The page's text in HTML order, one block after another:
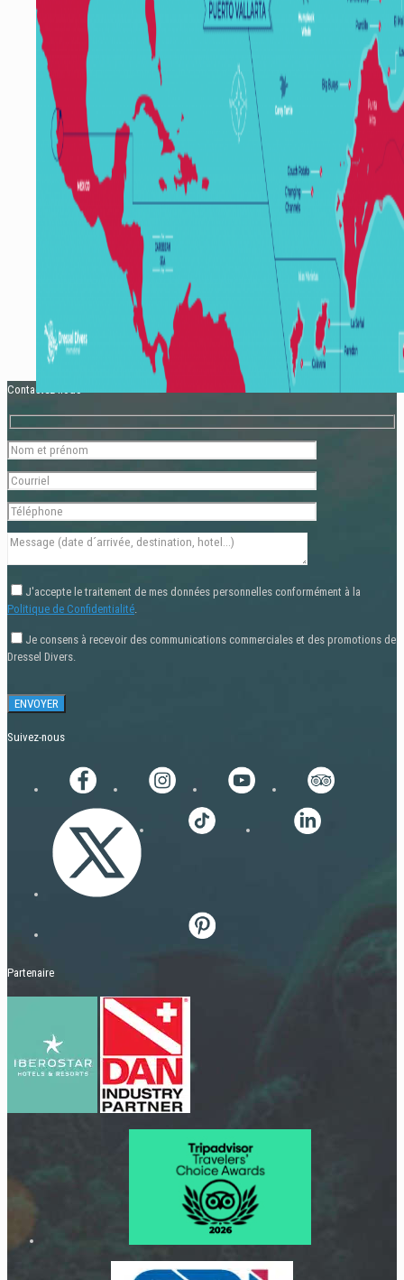
Contactez-nous
J'accepte le traitement de mes données personnelles conformément à la
Politique de Confidentialité.
Je consens à recevoir des communications commerciales et des promotions de
Dressel Divers.
Suivez-nous
Partenaire